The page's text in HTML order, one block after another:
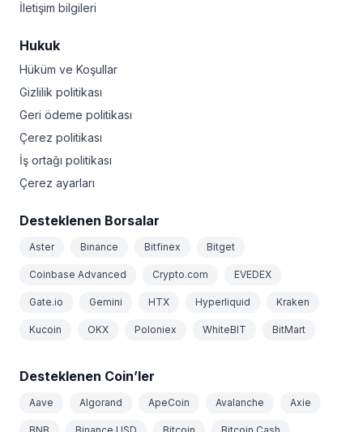
İletişim bilgileri
Hukuk
Hüküm ve Koşullar
Gizlilik politikası
Geri ödeme politikası
Çerez politikası
İş ortağı politikası
Çerez ayarları
Desteklenen Borsalar
Aster Binance Bitfinex Bitget
Coinbase Advanced Crypto.com EVEDEX
Gate.io Gemini HTX Hyperliquid Kraken
Kucoin OKX Poloniex WhiteBIT BitMart
Desteklenen Coin’ler
Aave Algorand ApeCoin Avalanche Axie